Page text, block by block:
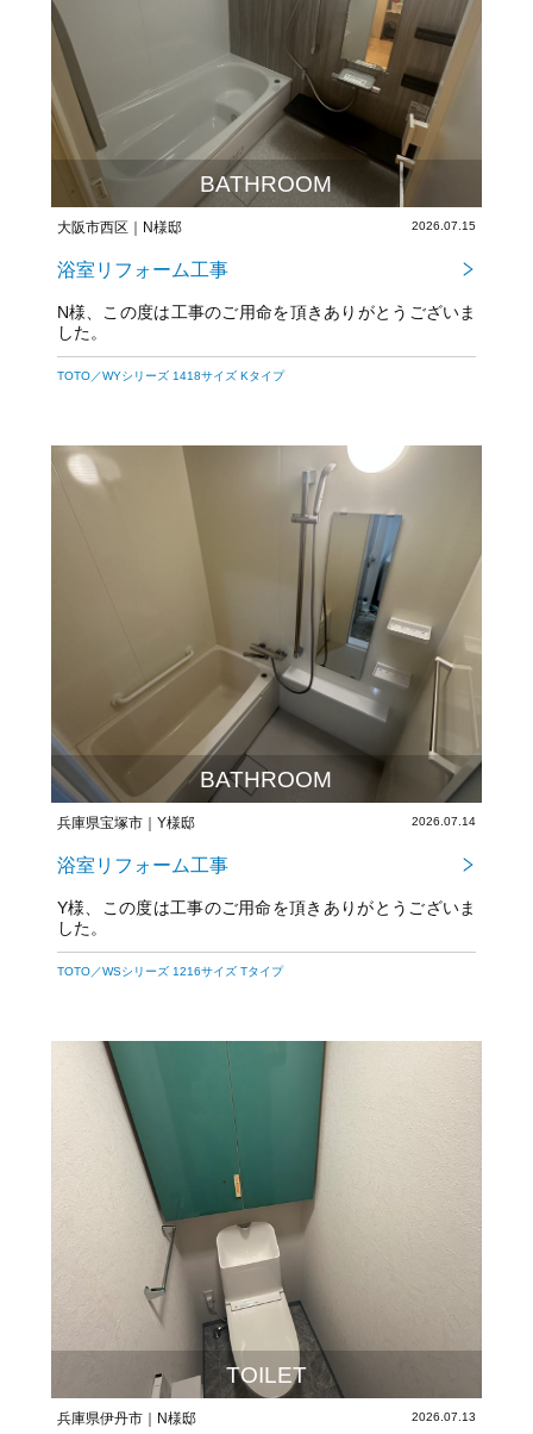
BATHROOM
大阪市西区｜N様邸 2026.07.15
浴室リフォーム工事
N様、この度は工事のご用命を頂きありがとうございま
した。
TOTO／WYシリーズ 1418サイズ Kタイプ
BATHROOM
兵庫県宝塚市｜Y様邸 2026.07.14
浴室リフォーム工事
Y様、この度は工事のご用命を頂きありがとうございま
した。
今後とも宜しくお願いいたします。
TOTO／WSシリーズ 1216サイズ Tタイプ
TOILET
兵庫県伊丹市｜N様邸 2026.07.13